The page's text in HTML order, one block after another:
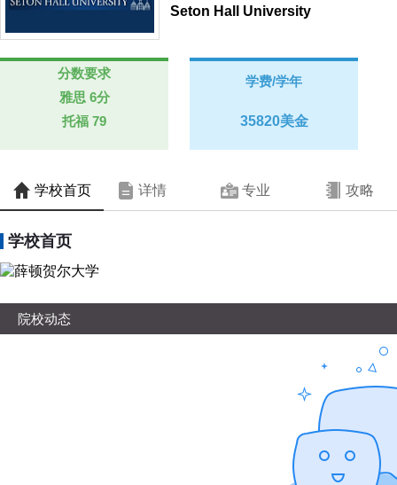
Seton Hall University
分数要求
雅思 6分
托福 79
学费/学年
35820美金
学校首页 详情 专业 攻略
学校首页
院校动态